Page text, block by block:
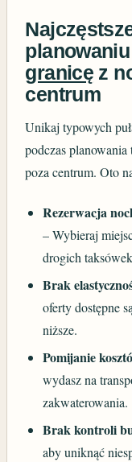
planowaniu
granicę z
centrum
Unikaj typowych
podczas
poza centrum. Oto
Rezerwacja
– Wybieraj
drogich
Brak
oferty dostępne
niższe.
Pomijanie
wydasz na
zakwaterowania.
Brak kontroli
aby uniknąć